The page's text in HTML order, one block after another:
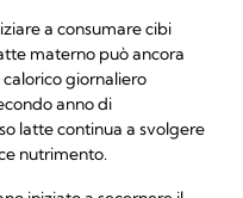
a consumare cibi
materno può ancora
giornaliero
anno di
latte continua a svolgere
nutrimento.